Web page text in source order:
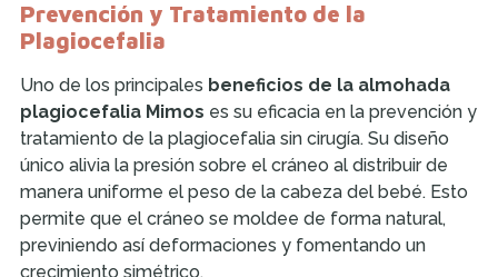
Prevención y Tratamiento de la
Plagiocefalia
Uno de los principales beneficios de la almohada
plagiocefalia Mimos es su eficacia en la prevención y
tratamiento de la plagiocefalia sin cirugía. Su diseño
único alivia la presión sobre el cráneo al distribuir de
manera uniforme el peso de la cabeza del bebé. Esto
permite que el cráneo se moldee de forma natural,
previniendo así deformaciones y fomentando un
crecimiento simétrico.